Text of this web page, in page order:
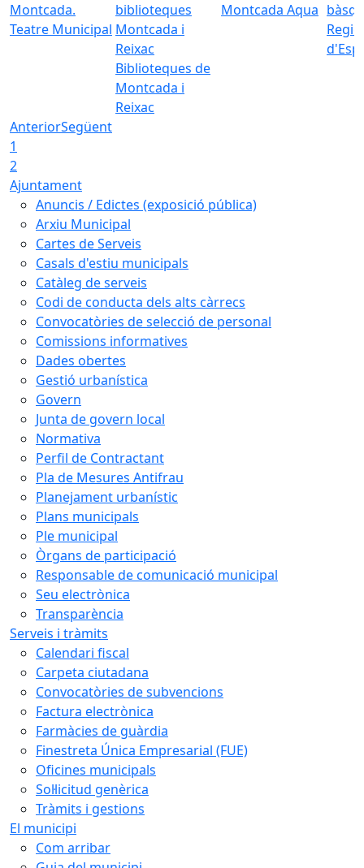
Teatre Municipal
Biblioteques de
Montcada i
Reixac
Montcada Aqua
AnteriorSegüent
1
2
Ajuntament
Anuncis / Edictes (exposició pública)
Arxiu Municipal
Cartes de Serveis
Casals d'estiu municipals
Catàleg de serveis
Codi de conducta dels alts càrrecs
Convocatòries de selecció de personal
Comissions informatives
Dades obertes
Gestió urbanística
Govern
Junta de govern local
Normativa
Perfil de Contractant
Pla de Mesures Antifrau
Planejament urbanístic
Plans municipals
Ple municipal
Òrgans de participació
Responsable de comunicació municipal
Seu electrònica
Transparència
Serveis i tràmits
Calendari fiscal
Carpeta ciutadana
Convocatòries de subvencions
Factura electrònica
Farmàcies de guàrdia
Finestreta Única Empresarial (FUE)
Oficines municipals
Sol·licitud genèrica
Tràmits i gestions
El municipi
Com arribar